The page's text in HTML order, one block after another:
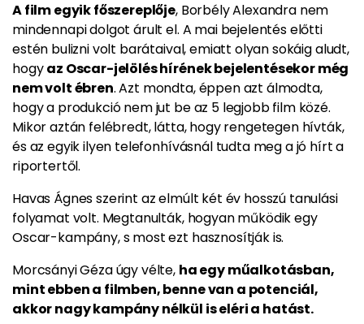
A film egyik főszereplője, Borbély Alexandra nem
mindennapi dolgot árult el. A mai bejelentés előtti
estén bulizni volt barátaival, emiatt olyan sokáig aludt,
hogyaz Oscar-jelölés hírének bejelentésekor még
nem volt ébren. Azt mondta, éppen azt álmodta,
hogy a produkció nem jut be az 5 legjobb film közé.
Mikor aztán felébredt, látta, hogy rengetegen hívták,
és az egyik ilyen telefonhívásnál tudta meg a jó hírt a
riportertől.
Havas Ágnes szerint az elmúlt két év hosszú tanulási
folyamat volt. Megtanulták, hogyan működik egy
Oscar-kampány, s most ezt hasznosítják is.
Morcsányi Géza úgy vélte, ha egy műalkotásban,
mint ebben a filmben, benne van a potenciál,
akkor nagy kampány nélkül is eléri a hatást.